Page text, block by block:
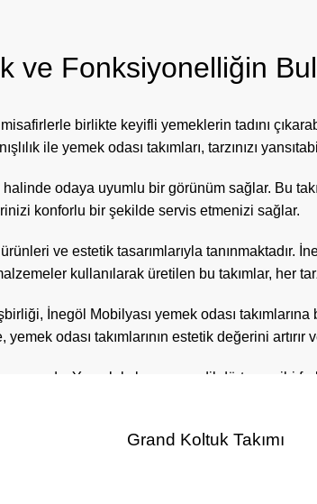
ve Fonksiyonelliğin
birlikte keyifli yemeklerin tadını
ile yemek odası takımları, tarzınızı
odaya uyumlu bir görünüm sağlar. Bu
konforlu bir şekilde servis etmenizi sağlar.
ve estetik tasarımlarıyla tanınmaktadır.
kullanılarak üretilen bu takımlar, her
İnegöl Mobilyası yemek odası
yemek odası takımlarının estetik değerini
parçasıdır. Yuvarlak, kare veya dikdörtgen
gibi farklı malzemelerden yapılmış
Grand Koltuk Takımı